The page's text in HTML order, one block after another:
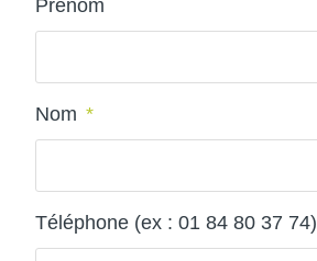
Prénom
Nom *
Téléphone (ex : 01 84 80 37 74)